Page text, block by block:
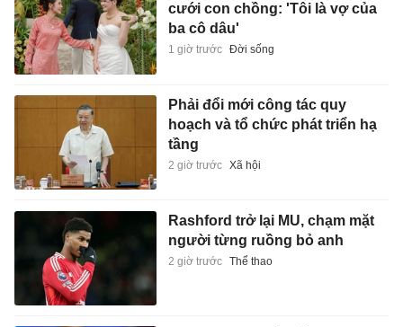
cưới con chồng: 'Tôi là vợ của
ba cô dâu'
1 giờ trước Đời sống
Phải đổi mới công tác quy
hoạch và tổ chức phát triển hạ
tầng
2 giờ trước Xã hội
Rashford trở lại MU, chạm mặt
người từng ruồng bỏ anh
2 giờ trước Thể thao